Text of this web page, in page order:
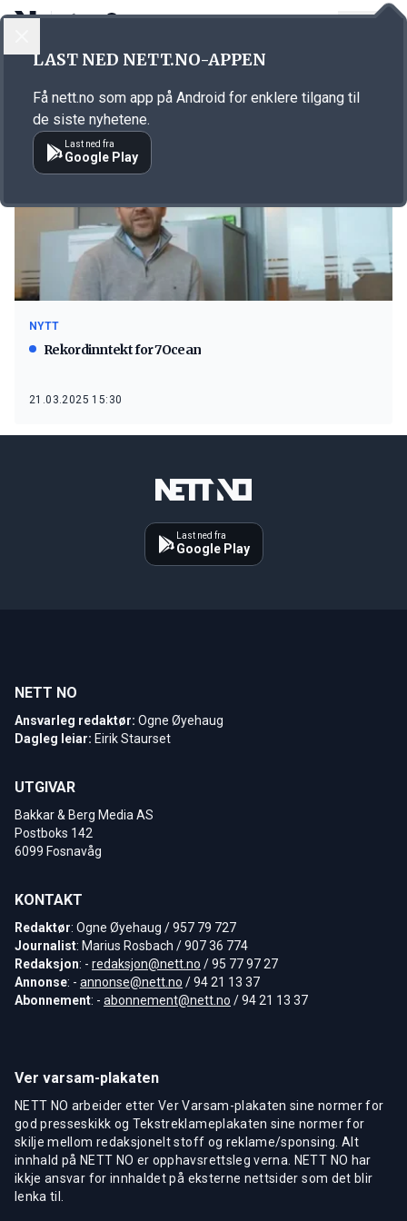
Emne: 7Ocean
NYTT
Rekordinntekt for 7Ocean
21.03.2025 15:30
Last ned fra
Google Play
NETT NO
Ansvarleg redaktør: Ogne Øyehaug
Dagleg leiar: Eirik Staurset
UTGIVAR
Bakkar & Berg Media AS
Postboks 142
6099 Fosnavåg
KONTAKT
Redaktør: Ogne Øyehaug / 957 79 727
Journalist: Marius Rosbach / 907 36 774
Redaksjon: - redaksjon@nett.no / 95 77 97 27
Annonse: - annonse@nett.no / 94 21 13 37
Abonnement: - abonnement@nett.no / 94 21 13 37
Ver varsam-plakaten
NETT NO arbeider etter Ver Varsam-plakaten sine normer for
god presseskikk og Tekstreklameplakaten sine normer for
skilje mellom redaksjonelt stoff og reklame/sponsing. Alt
innhald på NETT NO er opphavsrettsleg verna. NETT NO har
ikkje ansvar for innhaldet på eksterne nettsider som det blir
lenka til.
LAST NED NETT.NO-APPEN
Få nett.no som app på Android for enklere tilgang til
de siste nyhetene.
Last ned fra
Google Play